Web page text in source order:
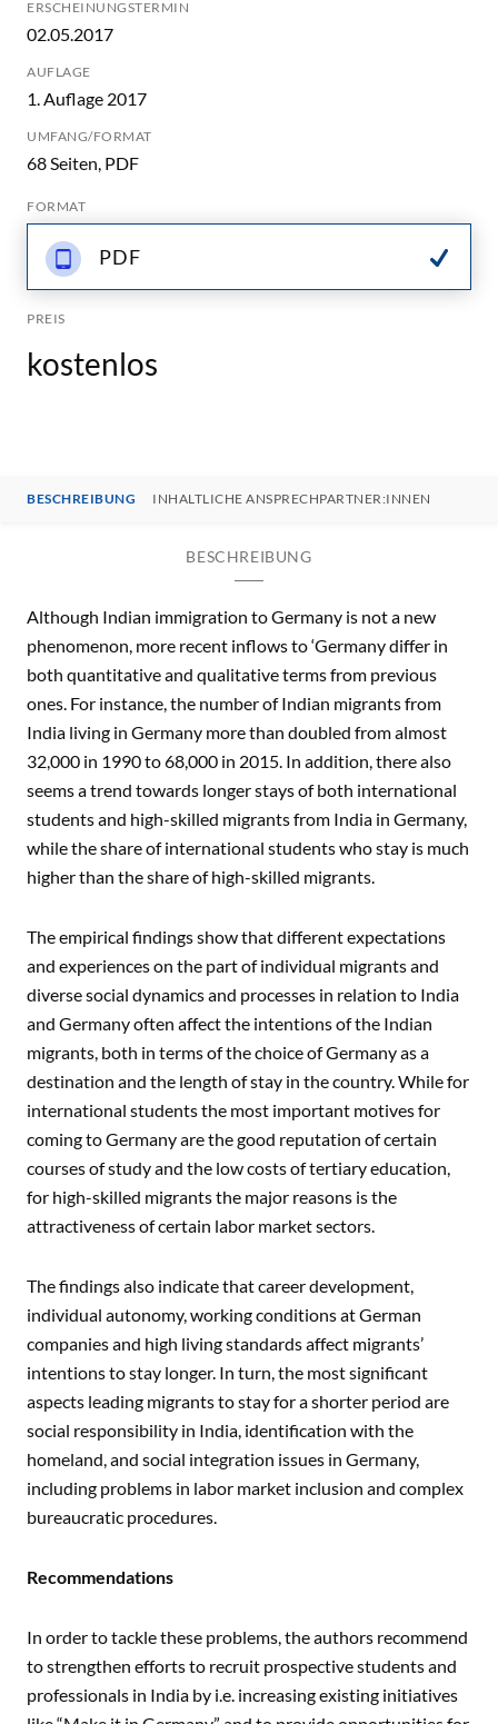
ERSCHEINUNGSTERMIN
02.05.2017
AUFLAGE
1. Auflage 2017
UMFANG/FORMAT
68 Seiten, PDF
FORMAT
PDF
PREIS
kostenlos
BESCHREIBUNG INHALTLICHE ANSPRECHPARTNER:INNEN
BESCHREIBUNG
Although Indian immigration to Germany is not a new
phenomenon, more recent inflows to ‘Germany differ in
both quantitative and qualitative terms from previous
ones. For instance, the number of Indian migrants from
India living in Germany more than doubled from almost
32,000 in 1990 to 68,000 in 2015. In addition, there also
seems a trend towards longer stays of both international
students and high-skilled migrants from India in Germany,
while the share of international students who stay is much
higher than the share of high-skilled migrants.
The empirical findings show that different expectations
and experiences on the part of individual migrants and
diverse social dynamics and processes in relation to India
and Germany often affect the intentions of the Indian
migrants, both in terms of the choice of Germany as a
destination and the length of stay in the country. While for
international students the most important motives for
coming to Germany are the good reputation of certain
courses of study and the low costs of tertiary education,
for high-skilled migrants the major reasons is the
attractiveness of certain labor market sectors.
The findings also indicate that career development,
individual autonomy, working conditions at German
companies and high living standards affect migrants’
intentions to stay longer. In turn, the most significant
aspects leading migrants to stay for a shorter period are
social responsibility in India, identification with the
homeland, and social integration issues in Germany,
including problems in labor market inclusion and complex
bureaucratic procedures.
Recommendations
In order to tackle these problems, the authors recommend
to strengthen efforts to recruit prospective students and
professionals in India by i.e. increasing existing initiatives